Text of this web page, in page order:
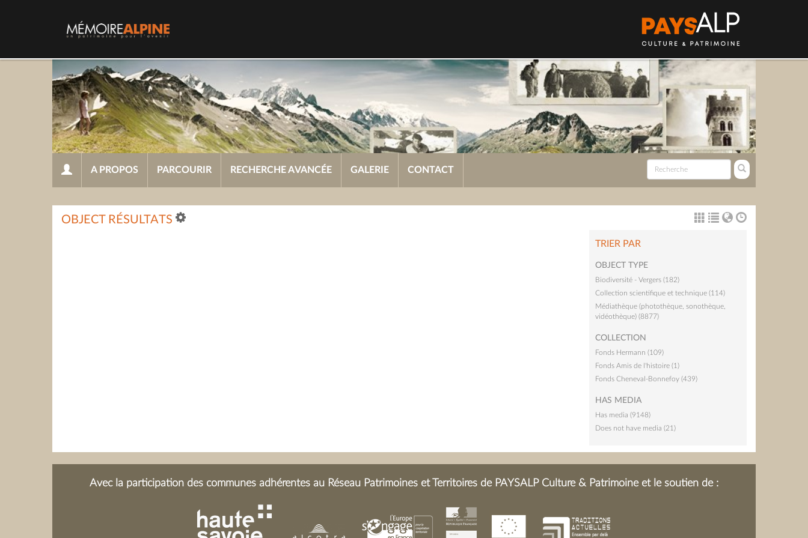
A PROPOS PARCOURIR RECHERCHE AVANCÉE GALERIE CONTACT
OBJECT RÉSULTATS
TRIER PAR
OBJECT TYPE
Biodiversité - Vergers (182)
Collection scientifique et technique (114)
Médiathèque (photothèque, sonothèque,
vidéothèque) (8877)
COLLECTION
Fonds Hermann (109)
Fonds Amis de l'histoire (1)
Fonds Cheneval-Bonnefoy (439)
HAS MEDIA
Has media (9148)
Does not have media (21)
Avec la participation des communes adhérentes au Réseau Patrimoines et Territoires de PAYSALP Culture & Patrimoine et le soutien de :